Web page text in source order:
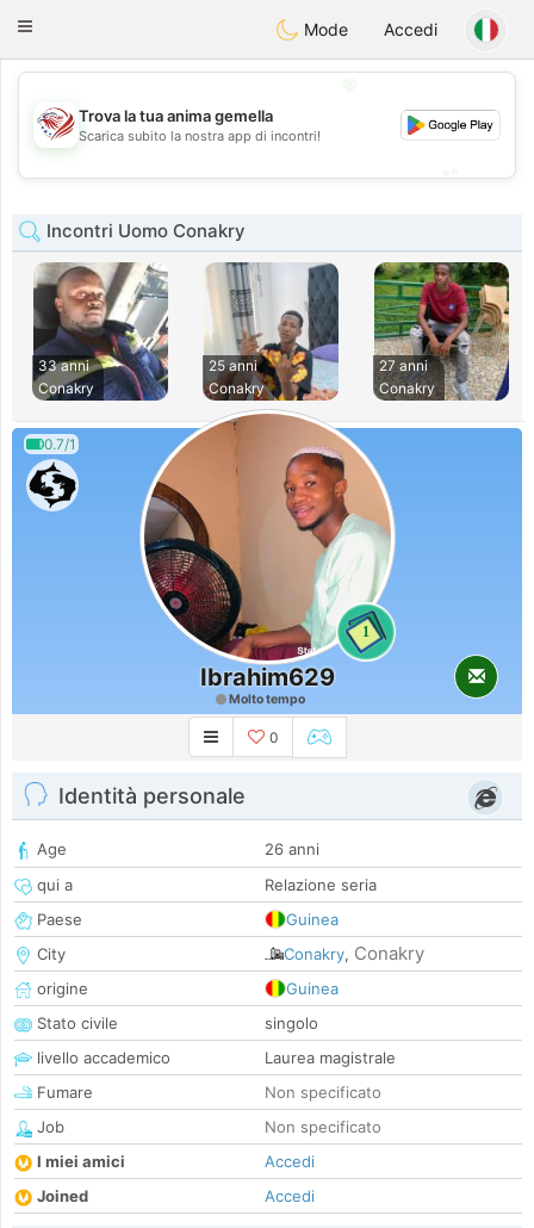
StatesDating
Toggle
Mode Accedi
💖
💕
Trova la tua anima gemella
Scarica subito la nostra app di incontri!
Incontri Uomo Conakry
33 anni
Conakry
25 anni
Conakry
27 anni
Conakry
0.7/1
1
Ibrahim629
Molto tempo
0
Identità personale
Age
26 anni
qui a
Relazione seria
Paese
Guinea
City
Conakry, Conakry
origine
Guinea
Stato civile
singolo
livello accademico
Laurea magistrale
Fumare
Non specificato
Job
Non specificato
I miei amici
Accedi
Joined
Accedi